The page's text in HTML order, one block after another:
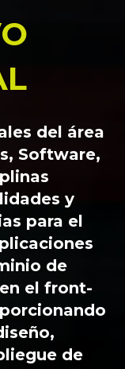
del área
Software,
y
para el
de
el front-
de